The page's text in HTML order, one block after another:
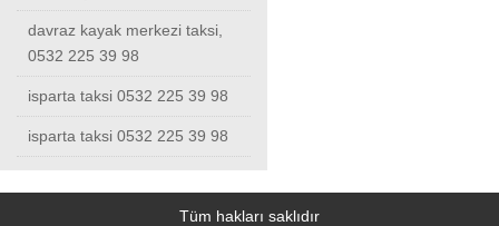
davraz kayak merkezi taksi,
0532 225 39 98
isparta taksi 0532 225 39 98
isparta taksi 0532 225 39 98
Tüm hakları saklıdır